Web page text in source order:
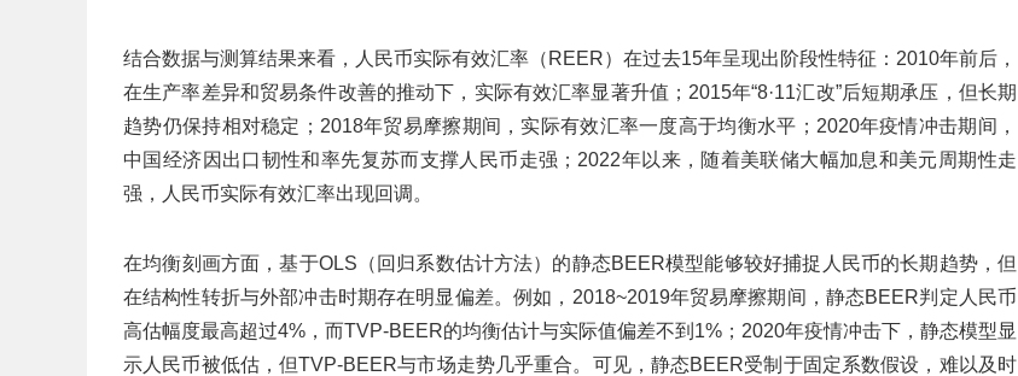
结合数据与测算结果来看，人民币实际有效汇率（REER）在过去15年呈现出阶段性特征：2010年前后，
在生产率差异和贸易条件改善的推动下，实际有效汇率显著升值；2015年“8·11汇改”后短期承压，但长期
趋势仍保持相对稳定；2018年贸易摩擦期间，实际有效汇率一度高于均衡水平；2020年疫情冲击期间，
中国经济因出口韧性和率先复苏而支撑人民币走强；2022年以来，随着美联储大幅加息和美元周期性走
强，人民币实际有效汇率出现回调。
在均衡刻画方面，基于OLS（回归系数估计方法）的静态BEER模型能够较好捕捉人民币的长期趋势，但
在结构性转折与外部冲击时期存在明显偏差。例如，2018~2019年贸易摩擦期间，静态BEER判定人民币
高估幅度最高超过4%，而TVP-BEER的均衡估计与实际值偏差不到1%；2020年疫情冲击下，静态模型显
示人民币被低估，但TVP-BEER与市场走势几乎重合。可见，静态BEER受制于固定系数假设，难以及时